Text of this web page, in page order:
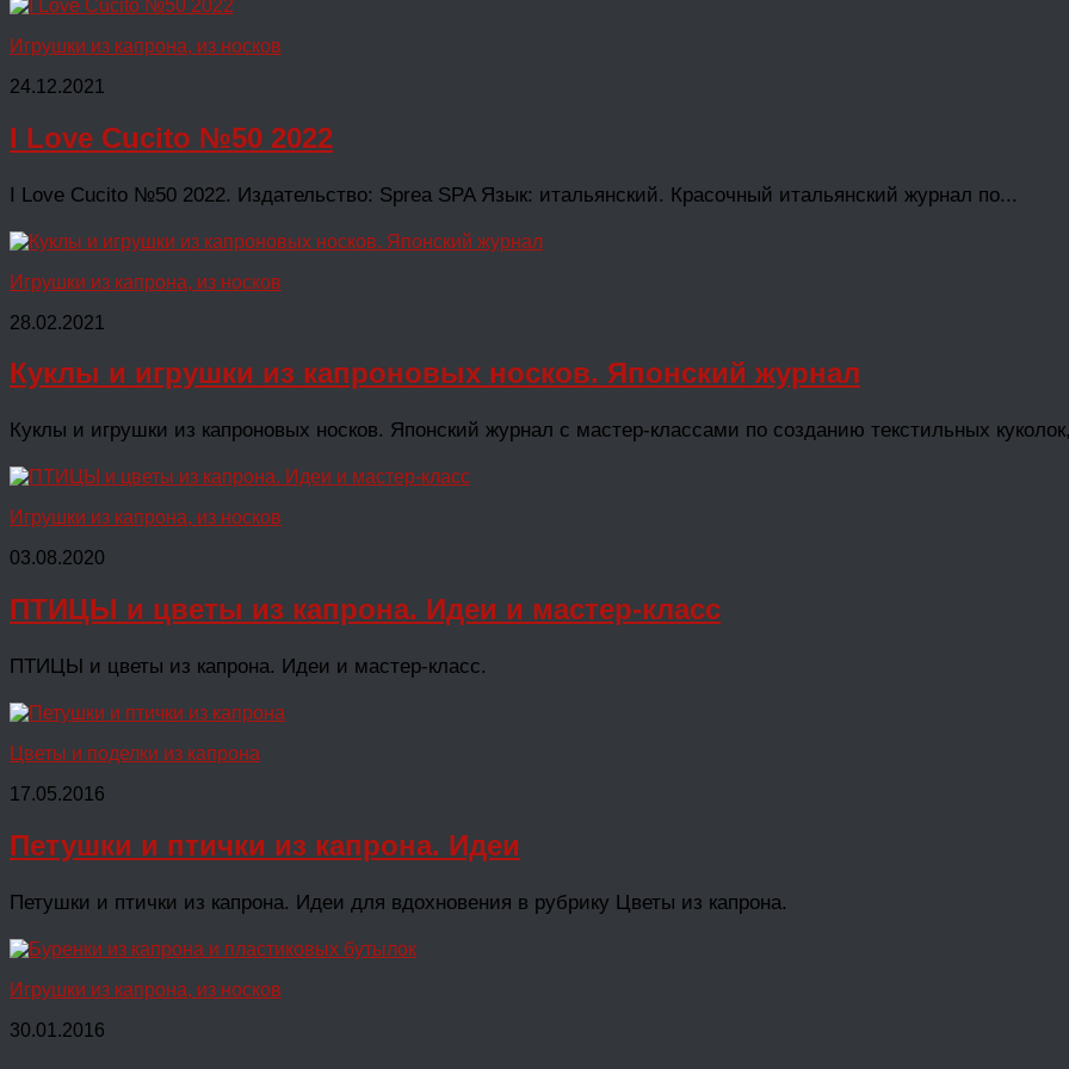
Игрушки из капрона, из носков
24.12.2021
I Love Cucito №50 2022
I Love Cucito №50 2022. Издательство: Sprea SPA Язык: итальянский. Красочный итальянский журнал по...
Игрушки из капрона, из носков
28.02.2021
Куклы и игрушки из капроновых носков. Японский журнал
Куклы и игрушки из капроновых носков. Японский журнал с мастер-классами по созданию текстильных
Игрушки из капрона, из носков
03.08.2020
ПТИЦЫ и цветы из капрона. Идеи и мастер-класс
ПТИЦЫ и цветы из капрона. Идеи и мастер-класс.
Цветы и поделки из капрона
17.05.2016
Петушки и птички из капрона. Идеи
Петушки и птички из капрона. Идеи для вдохновения в рубрику Цветы из капрона.
Игрушки из капрона, из носков
30.01.2016